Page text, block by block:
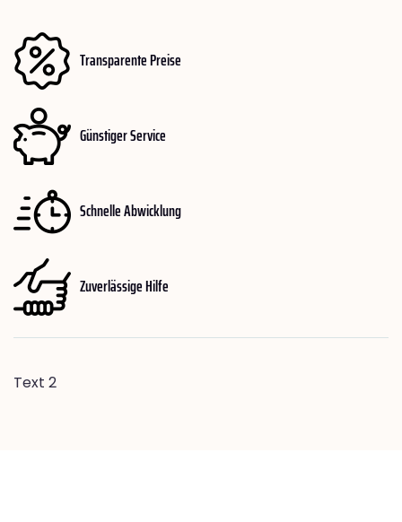
Transparente Preise
Günstiger Service
Schnelle Abwicklung
Zuverlässige Hilfe
Text 2